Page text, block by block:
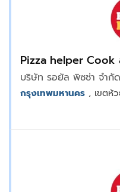
Pizza helper Cook
บริษัท รอยัล พิซซ่า จำกัด
กรุงเทพมหานคร , เขตห้